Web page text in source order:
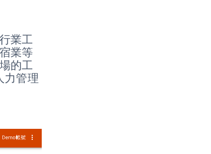
業工
業等
的工
力管理